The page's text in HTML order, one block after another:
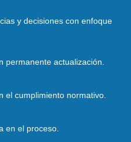
y decisiones con enfoque
permanente actualización.
el cumplimiento normativo.
en el proceso.